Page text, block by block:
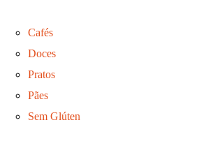
Cafés
Doces
Pratos
Pães
Sem Glúten